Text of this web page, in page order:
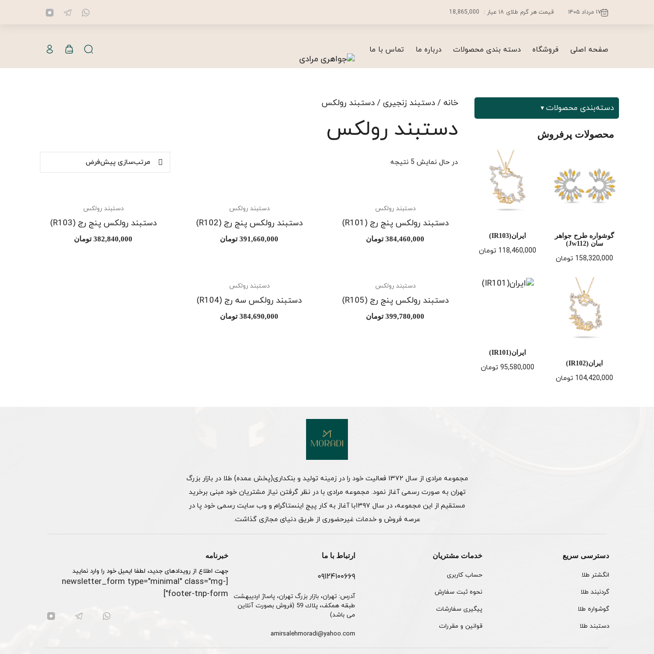
۱۷ مرداد ۱۴۰۵ قیمت هر گرم طلای ۱۸ عیار : 18,865,000
صفحه اصلی فروشگاه دسته بندی محصولات درباره ما تماس با ما
خانه / دستبند زنجیری / دستبند رولکس
دستبند رولکس
در حال نمایش 5 نتیجه
دستبند رولکس
دستبند رولکس پنج رج (R101)
384,460,000 تومان
دستبند رولکس
دستبند رولکس پنج رج (R102)
391,660,000 تومان
دستبند رولکس
دستبند رولکس پنج رج (R103)
382,840,000 تومان
دستبند رولکس
دستبند رولکس پنج رج (R105)
399,780,000 تومان
دستبند رولکس
دستبند رولکس سه رج (R104)
384,690,000 تومان
دسته‌بندی محصولات
محصولات پرفروش
گوشواره طرح جواهر
سان (Jw112)
158,320,000 تومان
ایران(IR103)
118,460,000 تومان
ایران(IR102)
104,420,000 تومان
ایران(IR101)
95,580,000 تومان
مجموعه مرادی از سال ۱۳۷۲ فعالیت خود را در زمینه تولید و بنکداری(پخش عمده) طلا در بازار بزرگ
تهران به صورت رسمی آغاز نمود. مجموعه مرادی با در نظر گرفتن نیاز مشتریان خود مبنی برخرید
مستقیم از این مجموعه، در سال ۱۳۹۷با آغاز به کار پیج اینستاگرام و وب سایت رسمی خود پا در
عرصه فروش و خدمات غیرحضوری از طریق دنیای مجازی گذاشت.
دسترسی سریع
انگشتر طلا
گردنبند طلا
گوشواره طلا
دستبند طلا
خدمات مشتریان
حساب کاربری
نحوه ثبت سفارش
پیگیری سفارشات
قوانین و مقررات
ارتباط با ما
۰۹۱۲۴۱۰۰۶۶۹
آدرس: تهران، بازار بزرگ تهران، پاساژ ارديبهشت
طبقه همكف، پلاك 59 (فروش بصورت آنلاین
می باشد)
amirsalehmoradi@yahoo.com
خبرنامه
جهت اطلاع از رویدادهای جدید، لطفا ایمیل خود را وارد نمایید
[newsletter_form type="minimal" class="mg-
footer-tnp-form"]